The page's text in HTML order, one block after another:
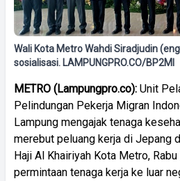
Wali Kota Metro Wahdi Siradjudin
sosialisasi. LAMPUNGPRO.CO/BP2MI
METRO (Lampungpro.co): Unit
Pelindungan Pekerja Migran
Lampung mengajak tenaga
merebut peluang kerja di Jepang
Haji Al Khairiyah Kota Metro,
permintaan tenaga kerja ke luar